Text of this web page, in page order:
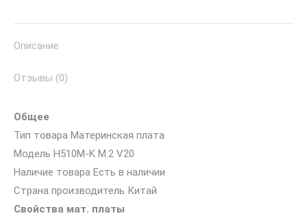
V20
DDR4
Описание
Отзывы (0)
Общее
Тип товара Материнская плата
Модель H510M-K M.2 V20
Наличие товара Есть в наличии
Страна производитель Китай
Свойства мат. платы